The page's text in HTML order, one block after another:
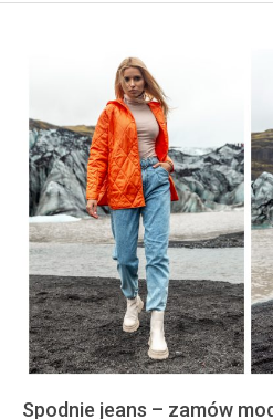
Spodnie jeans – zamów